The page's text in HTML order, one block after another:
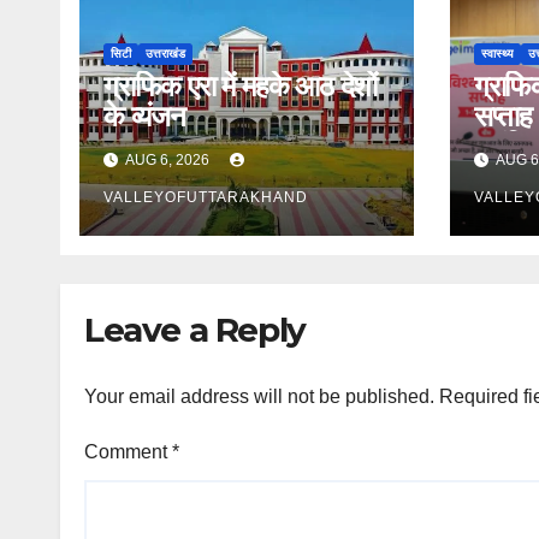
सिटी उत्तराखंड
ग्राफिक एरा में महके आठ देशों
के व्यंजन
AUG 6, 2026
VALLEYOFUTTARAKHAND
स्वास्थ्य
AUG
Leave a Reply
Your email address will not be published. Required
Comment*